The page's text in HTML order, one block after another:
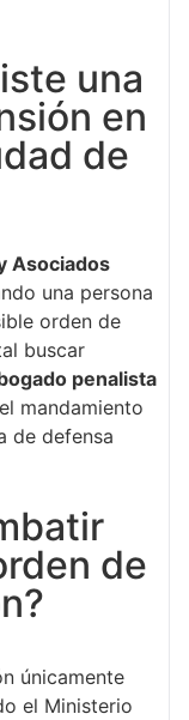
una
en
de
Asociados
una persona
orden de
buscar
penalista
mandamiento
de defensa
de
únicamente
el Ministerio